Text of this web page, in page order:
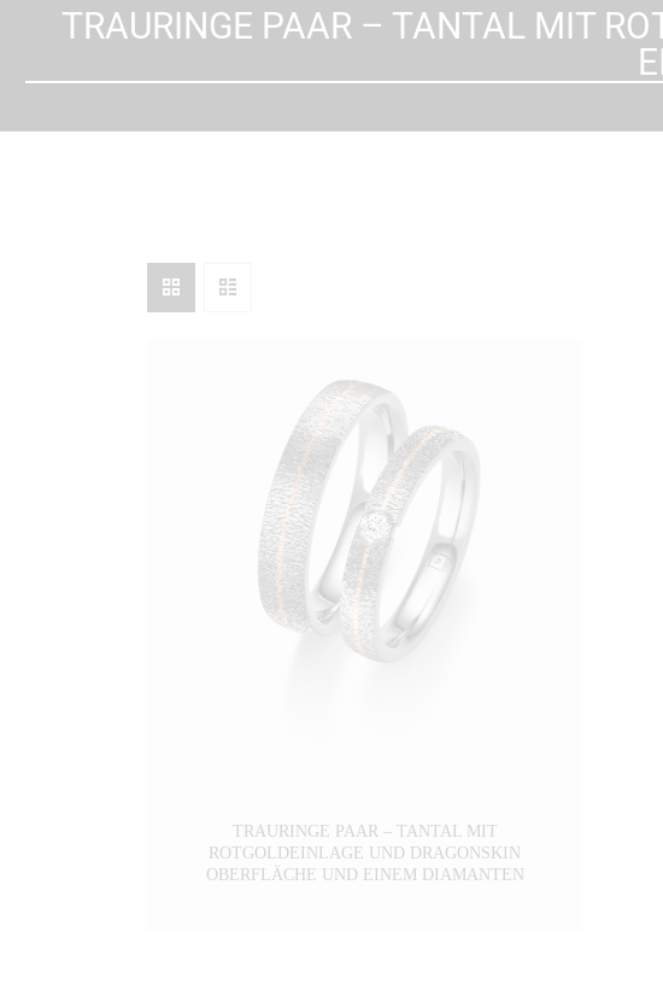
TRAURINGE PAAR – TANTAL MIT
TRAURINGE PAAR – TANTAL MIT
ROTGOLDEINLAGE UND DRAGONSKIN
OBERFLÄCHE UND EINEM DIAMANTEN